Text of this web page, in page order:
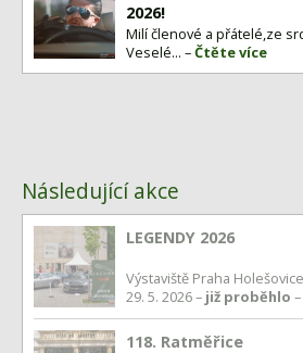
2026!
Milí členové a přátelé,ze
Veselé... –Čtěte více
Následující akce
LEGENDY 2026
Výstaviště Praha Holešovice
29. 5. 2026 – již proběhlo –
118. Ratměřice